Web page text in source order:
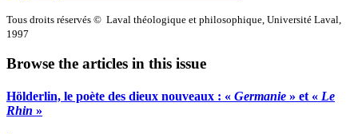
Tous droits réservés © Laval théologique et philosophique, Université Laval,
1997
Browse the articles in this issue
Hölderlin, le poète des dieux nouveaux : « Germanie » et « Le
Rhin »